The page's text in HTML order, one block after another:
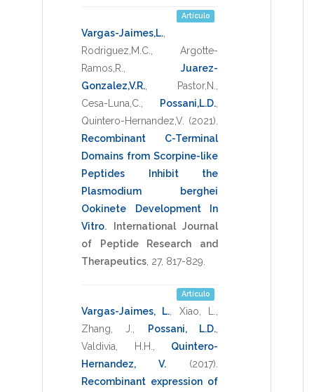
Artículo
Vargas-Jaimes,L.
Rodriguez,M.C.
Argotte-
Ramos,R.
Juarez-
Gonzalez,V.R.
Pastor,N.
Cesa-Luna,C.
Possani,L.D.
Quintero-Hernandez,V.
(2021)
Recombinant C-Terminal
Domains from Scorpine-like
Peptides Inhibit the
Plasmodium berghei
Ookinete Development In
Vitro.
International Journal
of Peptide Research and
Therapeutics 27, 817-829
Artículo
Vargas-Jaimes, L. Xiao, L.
Zhang, J.
Possani, L.D.
Valdivia, H.H.
Quintero-
Hernandez, V.
(2017)
Recombinant expression of